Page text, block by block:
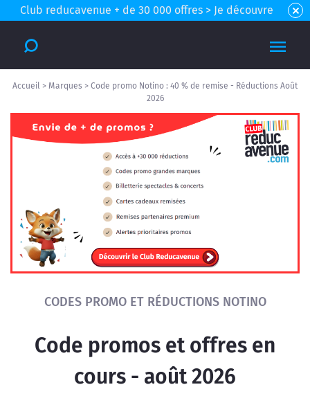
Club reducavenue + de 30 000 offres > Je découvre
Accueil > Marques > Code promo Notino : 40 % de remise - Réductions Août
2026
CODES PROMO ET RÉDUCTIONS NOTINO
Code promos et offres en
cours - août 2026